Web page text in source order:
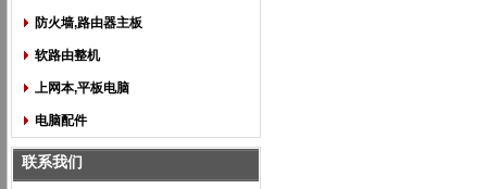
防火墙,路由器主板
软路由整机
上网本,平板电脑
电脑配件
联系我们